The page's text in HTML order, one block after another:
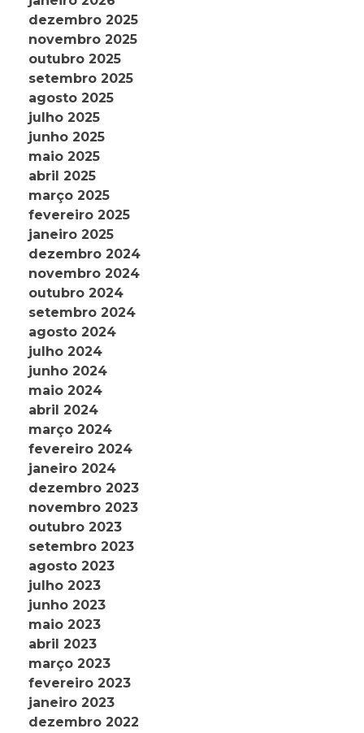
dezembro 2025
novembro 2025
outubro 2025
setembro 2025
agosto 2025
julho 2025
junho 2025
maio 2025
abril 2025
março 2025
fevereiro 2025
janeiro 2025
dezembro 2024
novembro 2024
outubro 2024
setembro 2024
agosto 2024
julho 2024
junho 2024
maio 2024
abril 2024
março 2024
fevereiro 2024
janeiro 2024
dezembro 2023
novembro 2023
outubro 2023
setembro 2023
agosto 2023
julho 2023
junho 2023
maio 2023
abril 2023
março 2023
fevereiro 2023
janeiro 2023
dezembro 2022